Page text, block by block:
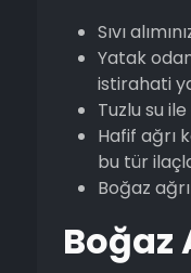
Sıvı
Yatak
istirahati
Tuzlu su
Hafif ağrı
bu tür
Boğaz
Boğaz